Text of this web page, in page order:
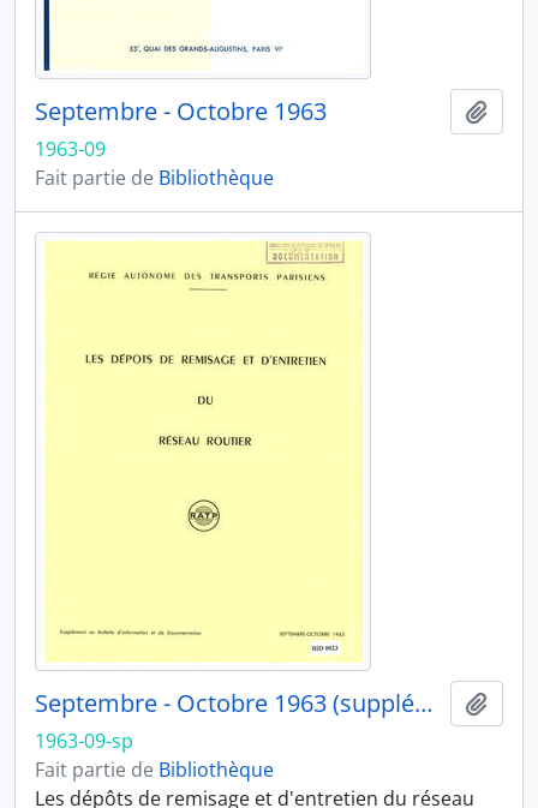
Septembre - Octobre 1963
1963-09
Fait partie de Bibliothèque
Septembre - Octobre 1963 (supplément)
1963-09-sp
Fait partie de Bibliothèque
Les dépôts de remisage et d'entretien du réseau